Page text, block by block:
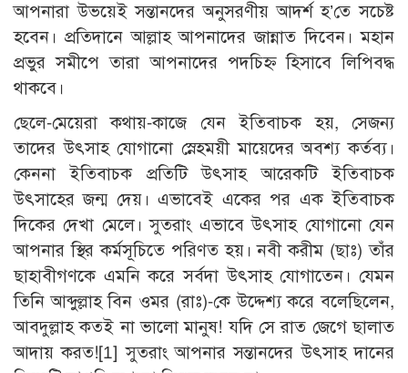
আপনারা উভয়েই সন্তানদের অনুসরণীয় আদর্শ হ’তে সচেষ্ট
হবেন। প্রতিদানে আল্লাহ আপনাদের জান্নাত দিবেন। মহান
প্রভুর সমীপে তারা আপনাদের পদচিহ্ন হিসাবে লিপিবদ্ধ
থাকবে।
ছেলে-মেয়েরা কথায়-কাজে যেন ইতিবাচক হয়, সেজন্য
তাদের উৎসাহ যোগানো স্নেহময়ী মায়েদের অবশ্য কর্তব্য।
কেননা ইতিবাচক প্রতিটি উৎসাহ আরেকটি ইতিবাচক
উৎসাহের জন্ম দেয়। এভাবেই একের পর এক ইতিবাচক
দিকের দেখা মেলে। সুতরাং এভাবে উৎসাহ যোগানো যেন
আপনার স্থির কর্মসূচিতে পরিণত হয়। নবী করীম (ছাঃ) তাঁর
ছাহাবীগণকে এমনি করে সর্বদা উৎসাহ যোগাতেন। যেমন
তিনি আব্দুল্লাহ বিন ওমর (রাঃ)-কে উদ্দেশ্য করে বলেছিলেন,
আবদুল্লাহ কতই না ভালো মানুষ! যদি সে রাত জেগে ছালাত
আদায় করত![1] সুতরাং আপনার সন্তানদের উৎসাহ দানের